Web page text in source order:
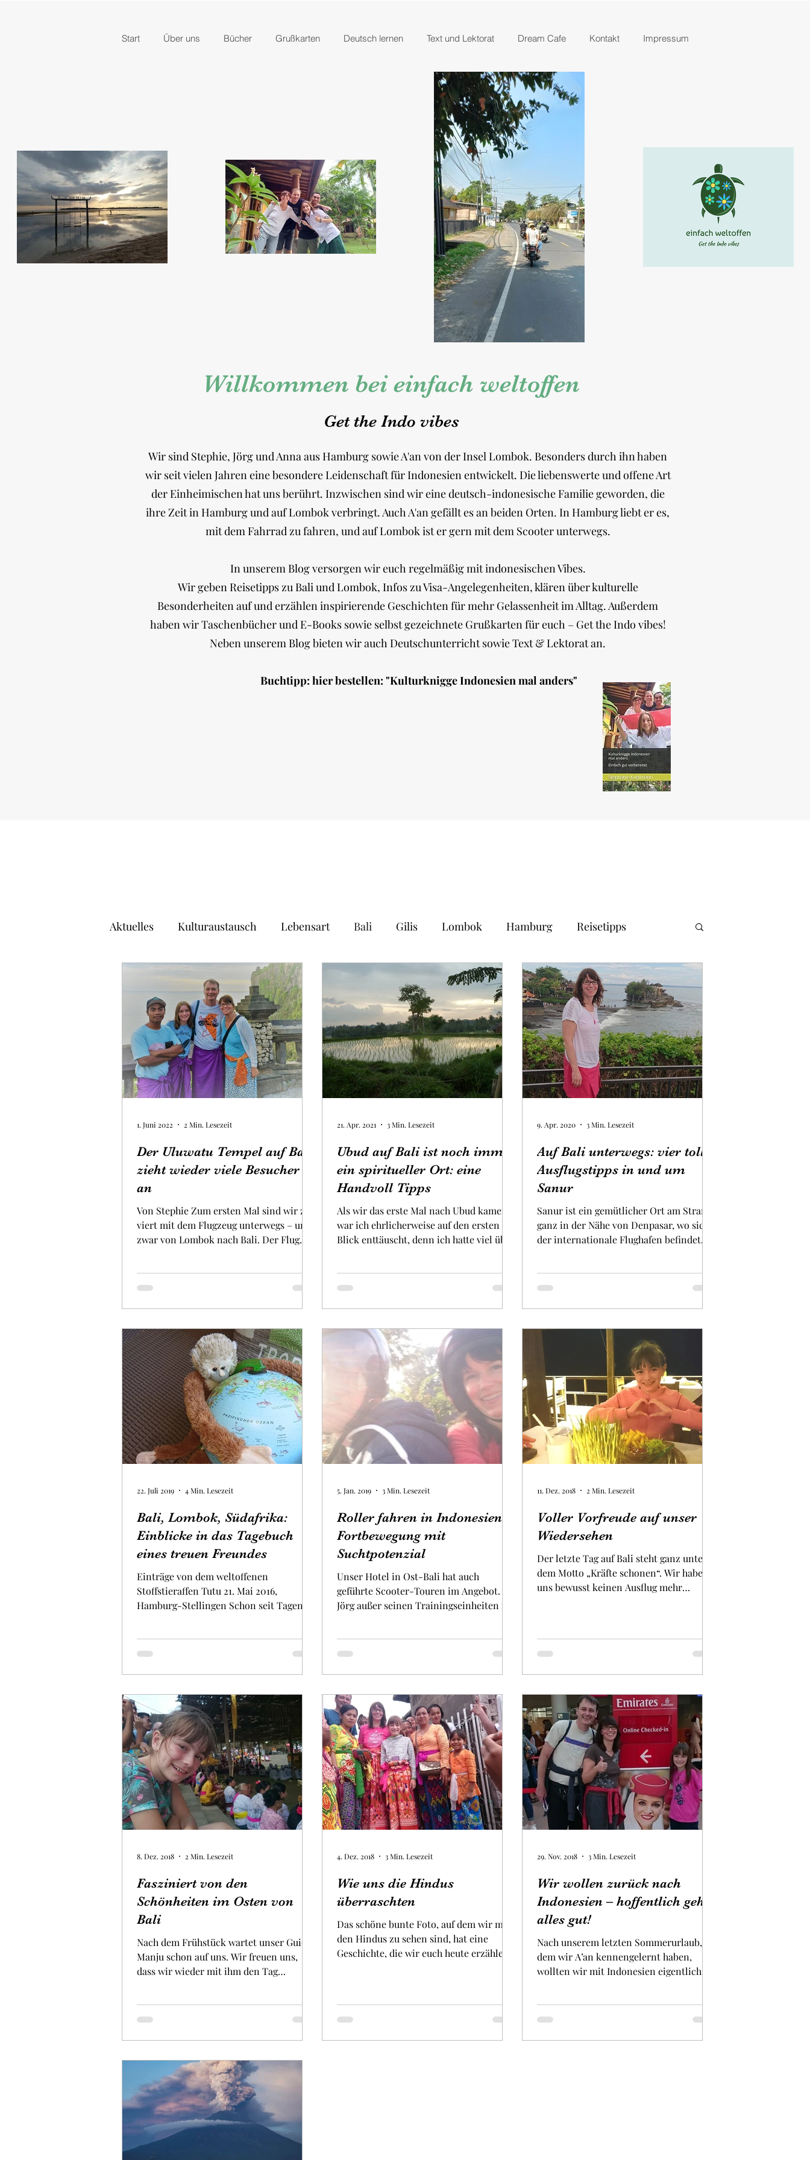
Start Über uns Bücher Grußkarten Deutsch lernen Text und Lektorat Dream Cafe Kontakt Impressum
Willkommen bei einfach weltoffen
Get the Indo vibes
Wir sind Stephie, Jörg und Anna aus Hamburg sowie A'an von der Insel Lombok. Besonders durch ihn haben
wir seit vielen Jahren eine besondere Leidenschaft für Indonesien entwickelt. Die liebenswerte und offene Art
der Einheimischen hat uns berührt. Inzwischen sind wir eine deutsch-indonesische Familie geworden, die
ihre Zeit in Hamburg und auf Lombok verbringt. Auch A'an gefällt es an beiden Orten. In Hamburg liebt er es,
mit dem Fahrrad zu fahren, und auf Lombok ist er gern mit dem Scooter unterwegs.
In unserem Blog versorgen wir euch regelmäßig mit indonesischen Vibes.
Wir geben Reisetipps zu Bali und Lombok, Infos zu Visa-Angelegenheiten, klären über kulturelle
Besonderheiten auf und erzählen inspirierende Geschichten für mehr Gelassenheit im Alltag. Außerdem
haben wir Taschenbücher und E-Books sowie selbst gezeichnete Grußkarten für euch – Get the Indo vibes!
Neben unserem Blog bieten wir auch Deutschunterricht sowie Text & Lektorat an.
Buchtipp: hier bestellen: "Kulturknigge Indonesien mal anders"
Aktuelles Kulturaustausch Lebensart Bali Gilis Lombok Hamburg Reisetipps
Deutsch lernen
Der Uluwatu Tempel auf Bali
zieht wieder viele Besucher
an
Von Stephie Zum ersten Mal sind wir zu
viert mit dem Flugzeug unterwegs – und
zwar von Lombok nach Bali. Der Flug
1. Juni 2022 2 Min. Lesezeit
Ubud auf Bali ist noch immer
ein spiritueller Ort: eine
Handvoll Tipps
Als wir das erste Mal nach Ubud kamen,
war ich ehrlicherweise auf den ersten
Blick enttäuscht, denn ich hatte viel über
21. Apr. 2021 3 Min. Lesezeit
Auf Bali unterwegs: vier tolle
Ausflugstipps in und um
Sanur
Sanur ist ein gemütlicher Ort am Strand
ganz in der Nähe von Denpasar, wo sich
der internationale Flughafen befindet.
9. Apr. 2020 3 Min. Lesezeit
Bali, Lombok, Südafrika:
Einblicke in das Tagebuch
eines treuen Freundes
Einträge von dem weltoffenen
Stoffstieraffen Tutu 21. Mai 2016,
Hamburg-Stellingen Schon seit Tagen
22. Juli 2019 4 Min. Lesezeit
Roller fahren in Indonesien:
Fortbewegung mit
Suchtpotenzial
Unser Hotel in Ost-Bali hat auch
geführte Scooter-Touren im Angebot. Da
Jörg außer seinen Trainingseinheiten in
5. Jan. 2019 3 Min. Lesezeit
Voller Vorfreude auf unser
Wiedersehen
Der letzte Tag auf Bali steht ganz unter
dem Motto „Kräfte schonen“. Wir haben
uns bewusst keinen Ausflug mehr
11. Dez. 2018 2 Min. Lesezeit
Fasziniert von den
Schönheiten im Osten von
Bali
Nach dem Frühstück wartet unser Guide
Manju schon auf uns. Wir freuen uns,
dass wir wieder mit ihm den Tag
8. Dez. 2018 2 Min. Lesezeit
Wie uns die Hindus
überraschten
Das schöne bunte Foto, auf dem wir mit
den Hindus zu sehen sind, hat eine
Geschichte, die wir euch heute erzählen
4. Dez. 2018 3 Min. Lesezeit
Wir wollen zurück nach
Indonesien – hoffentlich geht
alles gut!
Nach unserem letzten Sommerurlaub, in
dem wir A’an kennengelernt haben,
wollten wir mit Indonesien eigentlich
29. Nov. 2018 3 Min. Lesezeit